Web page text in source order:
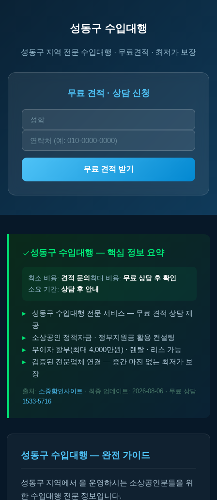
성동구 수입대행
성동구 지역 전문 수입대행 · 무료견적 · 최저가 보장
무료 견적 · 상담 신청
무료 견적 받기
성동구 수입대행 — 핵심 정보 요약
최소 비용: 견적 문의 최대 비용: 무료 상담 후 확인
소요 기간: 상담 후 안내
성동구 수입대행 전문 서비스 — 무료 견적 상담 제
공
소상공인 정책자금 · 정부지원금 활용 컨설팅
무이자 할부(최대 4,000만원) · 렌탈 · 리스 가능
검증된 전문업체 연결 — 중간 마진 없는 최저가 보
장
출처: 소중함인사이트 · 최종 업데이트: 2026-08-06 · 무료 상담
1533-5716
성동구 수입대행 — 완전 가이드
성동구 지역에서 을 운영하시는 소상공인분들을 위
한 수입대행 전문 정보입니다.